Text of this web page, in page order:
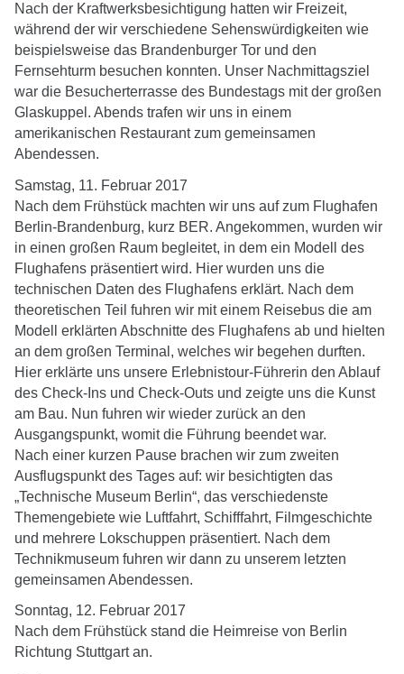
Nach der Kraftwerksbesichtigung hatten wir Freizeit,
während der wir verschiedene Sehenswürdigkeiten wie
beispielsweise das Brandenburger Tor und den
Fernsehturm besuchen konnten. Unser Nachmittagsziel
war die Besucherterrasse des Bundestags mit der großen
Glaskuppel. Abends trafen wir uns in einem
amerikanischen Restaurant zum gemeinsamen
Abendessen.
Samstag, 11. Februar 2017
Nach dem Frühstück machten wir uns auf zum Flughafen
Berlin-Brandenburg, kurz BER. Angekommen, wurden wir
in einen großen Raum begleitet, in dem ein Modell des
Flughafens präsentiert wird. Hier wurden uns die
technischen Daten des Flughafens erklärt. Nach dem
theoretischen Teil fuhren wir mit einem Reisebus die am
Modell erklärten Abschnitte des Flughafens ab und hielten
an dem großen Terminal, welches wir begehen durften.
Hier erklärte uns unsere Erlebnistour-Führerin den Ablauf
des Check-Ins und Check-Outs und zeigte uns die Kunst
am Bau. Nun fuhren wir wieder zurück an den
Ausgangspunkt, womit die Führung beendet war.
Nach einer kurzen Pause brachen wir zum zweiten
Ausflugspunkt des Tages auf: wir besichtigten das
„Technische Museum Berlin“, das verschiedenste
Themengebiete wie Luftfahrt, Schifffahrt, Filmgeschichte
und mehrere Lokschuppen präsentiert. Nach dem
Technikmuseum fuhren wir dann zu unserem letzten
gemeinsamen Abendessen.
Sonntag, 12. Februar 2017
Nach dem Frühstück stand die Heimreise von Berlin
Richtung Stuttgart an.